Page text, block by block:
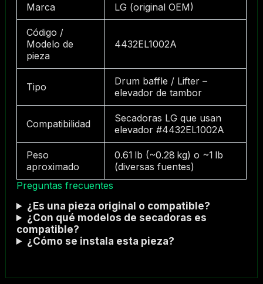
Marca LG (original OEM)
Código /
Modelo de
pieza
4432EL1002A
Tipo
Drum baffle / Lifter –
elevador de tambor
Compatibilidad
Secadoras LG que usan
elevador #4432EL1002A
Peso
aproximado
0.61 lb (~0.28 kg) o ~1 lb
(diversas fuentes)
Preguntas frecuentes
¿Es una pieza original o compatible?
¿Con qué modelos de secadoras es
compatible?
¿Cómo se instala esta pieza?